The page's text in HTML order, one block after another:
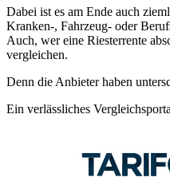
Dabei ist es am Ende auch
Kranken-, Fahrzeug- oder
Auch, wer eine Riesterrente
vergleichen.
Denn die Anbieter haben
Ein verlässliches